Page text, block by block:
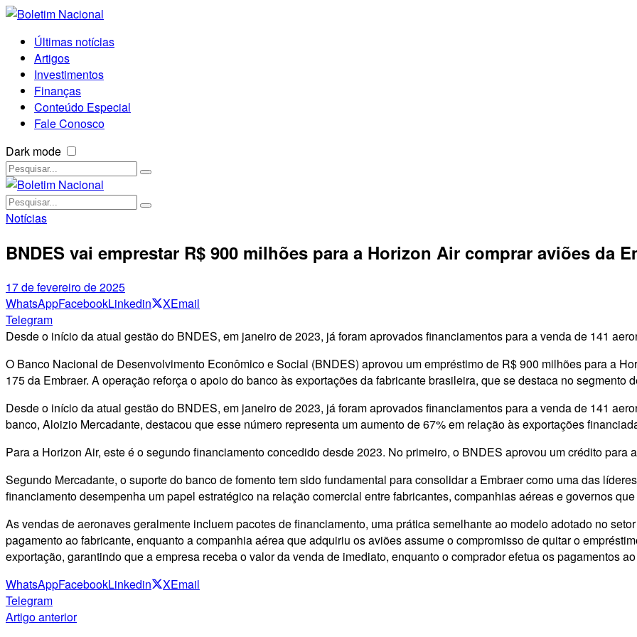
Últimas notícias
Artigos
Investimentos
Finanças
Conteúdo Especial
Fale Conosco
Dark mode
Notícias
BNDES vai emprestar R$ 900 milhões para a Horizon Air comprar aviões da
17 de fevereiro de 2025
WhatsAppFacebookLinkedin XEmail
Telegram
Desde o início da atual gestão do BNDES, em janeiro de 2023, já foram aprovados financiamentos para a venda de 141
O Banco Nacional de Desenvolvimento Econômico e Social (BNDES) aprovou um empréstimo de R$ 900 milhões para a
175 da Embraer. A operação reforça o apoio do banco às exportações da fabricante brasileira, que se destaca no segmento
Desde o início da atual gestão do BNDES, em janeiro de 2023, já foram aprovados financiamentos para a venda de 141
banco, Aloizio Mercadante, destacou que esse número representa um aumento de 67% em relação às exportações
Para a Horizon Air, este é o segundo financiamento concedido desde 2023. No primeiro, o BNDES aprovou um crédito para
Segundo Mercadante, o suporte do banco de fomento tem sido fundamental para consolidar a Embraer como uma das
financiamento desempenha um papel estratégico na relação comercial entre fabricantes, companhias aéreas e governos
As vendas de aeronaves geralmente incluem pacotes de financiamento, uma prática semelhante ao modelo adotado no
pagamento ao fabricante, enquanto a companhia aérea que adquiriu os aviões assume o compromisso de quitar o
exportação, garantindo que a empresa receba o valor da venda de imediato, enquanto o comprador efetua os pagamentos
WhatsAppFacebookLinkedin XEmail
Telegram
Artigo anterior